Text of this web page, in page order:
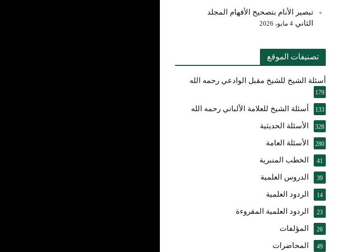
تبصير الأنام بتصحيح الأفهام المجلد
الثاني 4 مايو، 2026
تصنيفات الموقع
أسئلة الشيخ للشيخ مقبل الوادعي رحمه الله
179
أسئلة الشيخ للعلامة الألباني رحمه الله 133
الأسئلة الحديثية 328
الأسئلة العامة 280
الخطب المنبرية 41
الدروس العلمية 39
الردود العلمية 14
الردود العلمية المقروءة 23
المؤلفات 26
المحاضرات 49